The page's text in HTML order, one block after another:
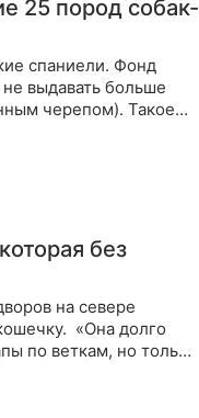
25 пород собак-
спаниели. Фонд
выдавать больше
черепом). Такое
без
на севере
«Она долго
по веткам, но только